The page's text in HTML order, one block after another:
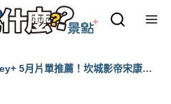
5月片單推薦！坎城影帝宋康昊